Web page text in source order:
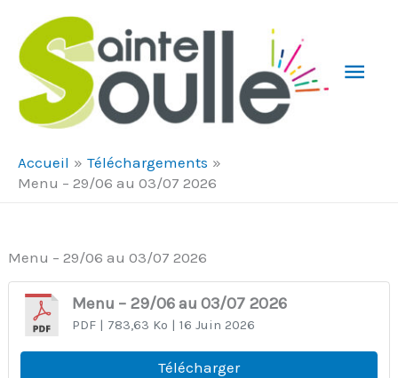
Accueil
Téléchargements
Menu – 29/06 au 03/07 2026
Menu – 29/06 au 03/07 2026
Menu – 29/06 au 03/07 2026
PDF| 783,63 Ko | 16 Juin 2026
Télécharger